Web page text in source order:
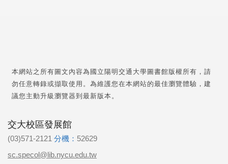
本網站之所有圖文內容為國立陽明交通大學圖書館版權所有，請
勿任意轉錄或擷取使用。為維護您在本網站的最佳瀏覽體驗，建
議您主動升級瀏覽器到最新版本。
交大校區發展館
(03)571-2121 分機： 52629
sc.specol@lib.nycu.edu.tw